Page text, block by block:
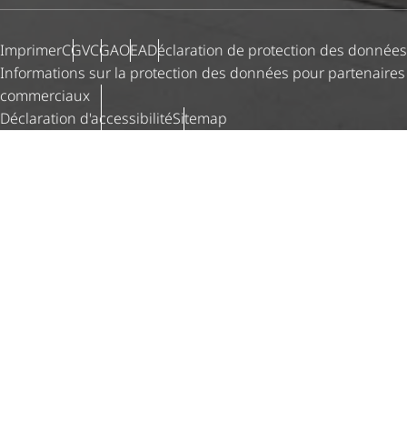
ImprimerCGVCGAOEADéclaration de protection des données
Informations sur la protection des données pour partenaires
commerciaux
Déclaration d'ac­ces­si­bi­litéSitemap